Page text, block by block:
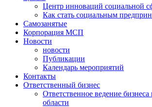
Центр инноваций социальной
Как стать социальным
Самозанятые
Корпорация МСП
Новости
новости
Публикации
Календарь мероприятий
Контакты
Ответственный бизнес
Ответственное ведение
области